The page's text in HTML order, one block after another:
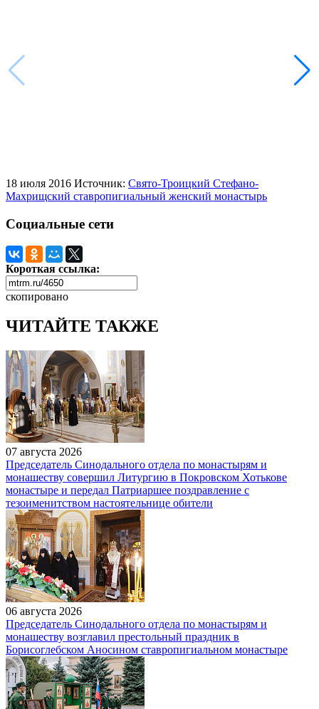
18 июля 2016 Источник: Свято-Троицкий Стефано-
Махрищский ставропигиальный женский монастырь
Социальные сети
Короткая ссылка:
скопировано
ЧИТАЙТЕ ТАКЖЕ
07 августа 2026
Председатель Синодального отдела по монастырям и
монашеству совершил Литургию в Покровском Хотькове
монастыре и передал Патриаршее поздравление с
тезоименитством настоятельнице обители
06 августа 2026
Председатель Синодального отдела по монастырям и
монашеству возглавил престольный праздник в
Борисоглебском Аносином ставропигиальном монастыре